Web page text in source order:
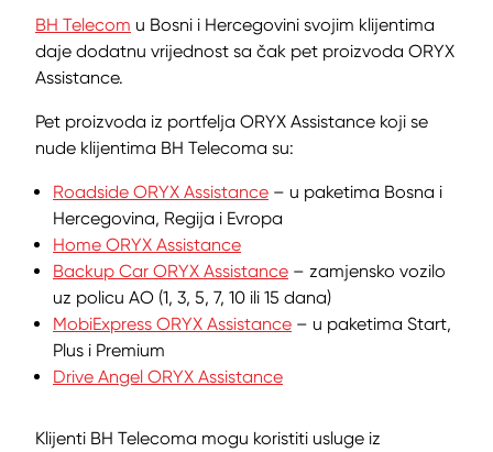
BH Telecom u Bosni i Hercegovini svojim klijentima
daje dodatnu vrijednost sa čak pet proizvoda ORYX
Assistance.
Pet proizvoda iz portfelja ORYX Assistance koji se
nude klijentima BH Telecoma su:
Roadside ORYX Assistance – u paketima Bosna i
Hercegovina, Regija i Evropa
Home ORYX Assistance
Backup Car ORYX Assistance – zamjensko vozilo
uz policu AO (1, 3, 5, 7, 10 ili 15 dana)
MobiExpress ORYX Assistance – u paketima Start,
Plus i Premium
Drive Angel ORYX Assistance
Klijenti BH Telecoma mogu koristiti usluge iz